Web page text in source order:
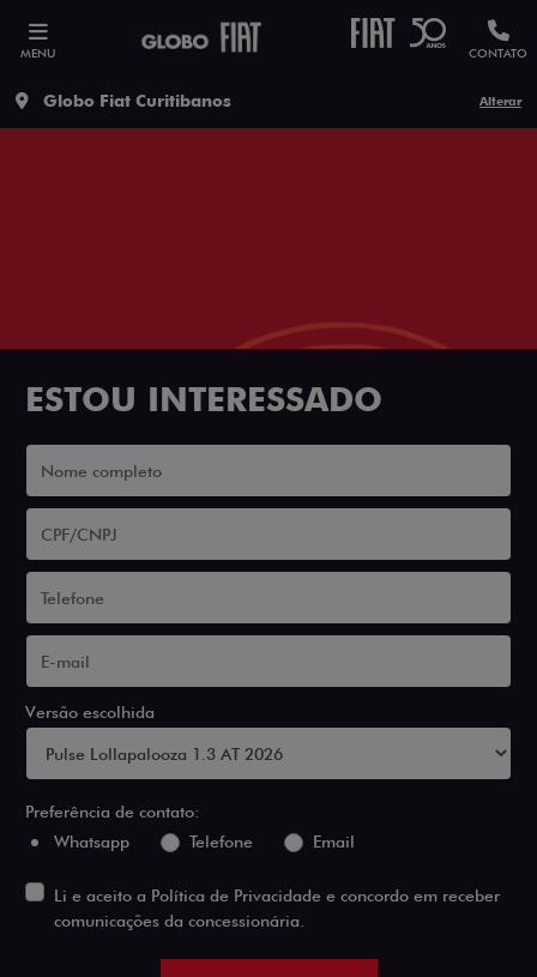
MENU CONTATO
Globo Fiat Curitibanos Alterar
ESTOU INTERESSADO
Versão escolhida
Preferência de contato:
Whatsapp
Telefone Email
Li e aceito a Política de Privacidade e concordo em receber
comunicações da concessionária.